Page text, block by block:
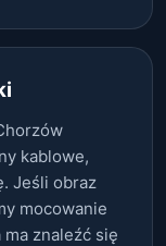
kablowe,
Jeśli obraz
mocowanie
znaleźć się